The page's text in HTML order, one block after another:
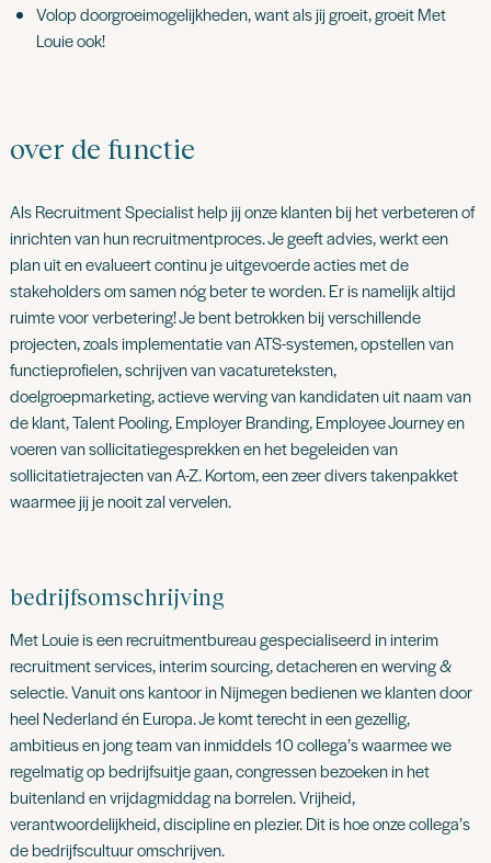
Volop doorgroeimogelijkheden, want als jij groeit, groeit Met
Louie ook!
over de functie
Als Recruitment Specialist help jij onze klanten bij het verbeteren of
inrichten van hun recruitmentproces. Je geeft advies, werkt een
plan uit en evalueert continu je uitgevoerde acties met de
stakeholders om samen nóg beter te worden. Er is namelijk altijd
ruimte voor verbetering! Je bent betrokken bij verschillende
projecten, zoals implementatie van ATS-systemen, opstellen van
functieprofielen, schrijven van vacatureteksten,
doelgroepmarketing, actieve werving van kandidaten uit naam van
de klant, Talent Pooling, Employer Branding, Employee Journey en
voeren van sollicitatiegesprekken en het begeleiden van
sollicitatietrajecten van A-Z. Kortom, een zeer divers takenpakket
waarmee jij je nooit zal vervelen.
bedrijfsomschrijving
Met Louie is een recruitmentbureau gespecialiseerd in interim
recruitment services, interim sourcing, detacheren en werving &
selectie. Vanuit ons kantoor in Nijmegen bedienen we klanten door
heel Nederland én Europa. Je komt terecht in een gezellig,
ambitieus en jong team van inmiddels 10 collega’s waarmee we
regelmatig op bedrijfsuitje gaan, congressen bezoeken in het
buitenland en vrijdagmiddag na borrelen. Vrijheid,
verantwoordelijkheid, discipline en plezier. Dit is hoe onze collega’s
de bedrijfscultuur omschrijven.